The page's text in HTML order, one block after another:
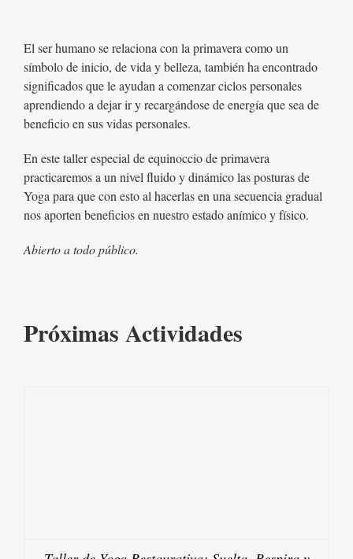
El ser humano se relaciona con la primavera como un
símbolo de inicio, de vida y belleza, también ha encontrado
significados que le ayudan a comenzar ciclos personales
aprendiendo a dejar ir y recargándose de energía que sea de
beneficio en sus vidas personales.
En este taller especial de equinoccio de primavera
practicaremos a un nivel fluido y dinámico las posturas de
Yoga para que con esto al hacerlas en una secuencia gradual
nos aporten beneficios en nuestro estado anímico y físico.
Abierto a todo público.
Próximas Actividades